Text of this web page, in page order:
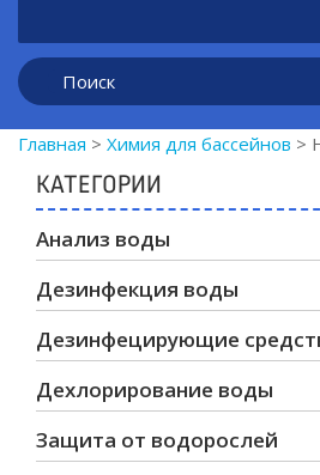
Главная > Химия для бассейнов >
КАТЕГОРИИ
Анализ воды
Дезинфекция воды
Дезинфецирующие
Дехлорирование воды
Защита от водорослей